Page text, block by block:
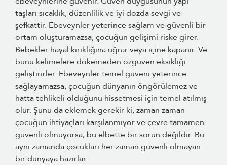
taşları sıcaklık, düzenlilik ve iyi dozda sevgi ve
şefkattir. Ebeveynler yeterince sağlam ve güvenli bir
ortam oluşturamazsa, çocuğun gelişimi riske girer.
Bebekler hayal kırıklığına uğrar veya içine kapanır. Ve
bunu kelimelere dökemeden özgüven eksikliği
geliştirirler. Ebeveynler temel güveni yeterince
sağlayamazsa, çocuğun dünyanın öngörülemez ve
hatta tehlikeli olduğunu hissetmesi için temel atılmış
olur. Şunu da eklemek gerekir ki, zaman zaman
çocuğun ihtiyaçları karşılanmıyor ve çevre tamamen
güvenli olmuyorsa, bu elbette bir sorun değildir. Bu
aynı zamanda çocukları her zaman güvenli olmayan
bir dünyaya hazırlar.